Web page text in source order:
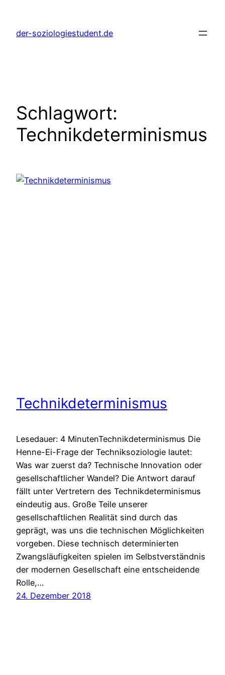
springen
der-soziologiestudent.de
Schlagwort:
Technikdeterminismus
Technikdeterminismus
Lesedauer: 4 MinutenTechnikdeterminismus Die
Henne-Ei-Frage der Techniksoziologie lautet:
Was war zuerst da? Technische Innovation oder
gesellschaftlicher Wandel? Die Antwort darauf
fällt unter Vertretern des Technikdeterminismus
eindeutig aus. Große Teile unserer
gesellschaftlichen Realität sind durch das
geprägt, was uns die technischen Möglichkeiten
vorgeben. Diese technisch determinierten
Zwangsläufigkeiten spielen im Selbstverständnis
der modernen Gesellschaft eine entscheidende
Rolle,…
24. Dezember 2018